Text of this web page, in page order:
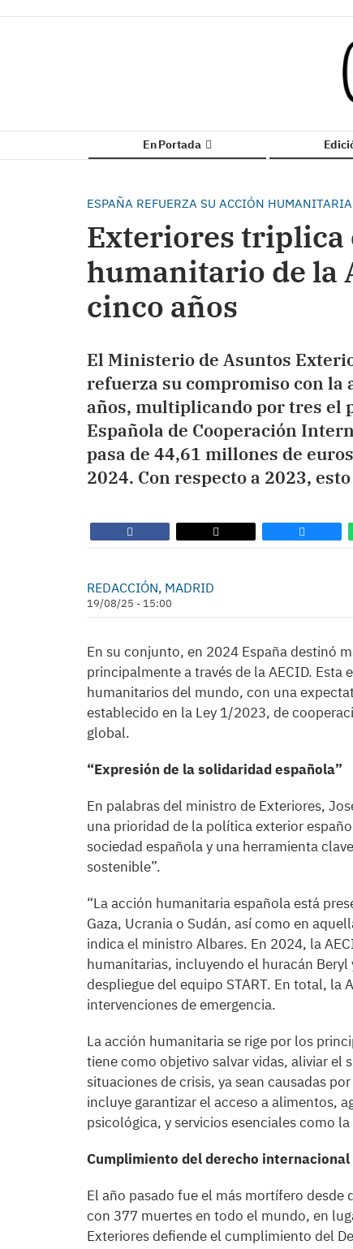
En Portada
ESPAÑA REFUERZA SU ACCIÓN
Exteriores triplica
humanitario de la
cinco años
​El Ministerio de Asuntos
refuerza su compromiso con
años, multiplicando por tres el
Española de Cooperación
pasa de 44,61 millones de
2024. Con respecto a 2023,
REDACCIÓN, MADRID
19/08/25 - 15:00
En su conjunto, en 2024 España destinó
principalmente a través de la AECID.
humanitarios del mundo, con una
establecido en la Ley 1/2023, de
global.
“Expresión de la solidaridad española”
En palabras del ministro de Exteriores,
una prioridad de la política exterior
sociedad española y una herramienta
sostenible”.
“La acción humanitaria española está
Gaza, Ucrania o Sudán, así como en
indica el ministro Albares. En 2024, la
humanitarias, incluyendo el huracán
despliegue del equipo START. En total, la
intervenciones de emergencia.
La acción humanitaria se rige por los
tiene como objetivo salvar vidas, aliviar el
situaciones de crisis, ya sean causadas
incluye garantizar el acceso a alimentos,
psicológica, y servicios esenciales como
Cumplimiento del derecho
El año pasado fue el más mortífero
con 377 muertes en todo el mundo, en
Exteriores defiende el cumplimiento del